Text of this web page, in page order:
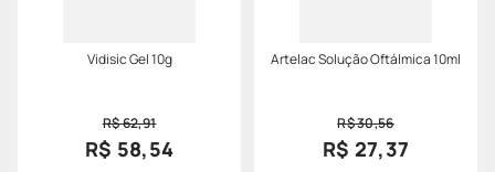
Vidisic Gel 10g
R$ 62,91
R$ 58,54
Artelac Solução Oftálmica 10ml
R$ 30,56
R$ 27,37